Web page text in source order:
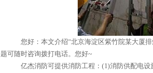
您好：本文介绍“北京海淀区紫竹院某大厦排
题可随时咨询拨打电话。您好~
亿杰消防可提供消防工程：(1)消防供配电设